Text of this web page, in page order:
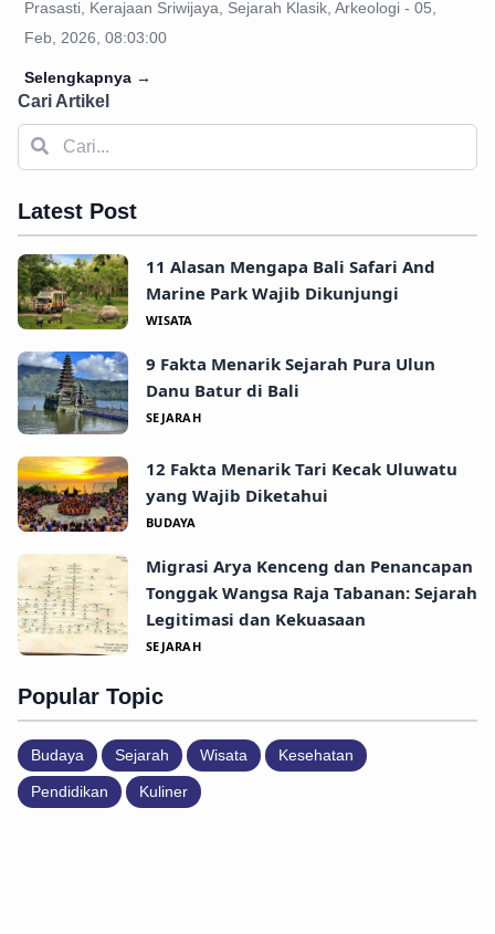
Prasasti, Kerajaan Sriwijaya, Sejarah Klasik, Arkeologi - 05,
Feb, 2026, 08:03:00
Selengkapnya →
Cari Artikel
Latest Post
11 Alasan Mengapa Bali Safari And
Marine Park Wajib Dikunjungi
WISATA
9 Fakta Menarik Sejarah Pura Ulun
Danu Batur di Bali
SEJARAH
12 Fakta Menarik Tari Kecak Uluwatu
yang Wajib Diketahui
BUDAYA
Migrasi Arya Kenceng dan Penancapan
Tonggak Wangsa Raja Tabanan: Sejarah
Legitimasi dan Kekuasaan
SEJARAH
Popular Topic
Budaya Sejarah Wisata Kesehatan
Pendidikan Kuliner